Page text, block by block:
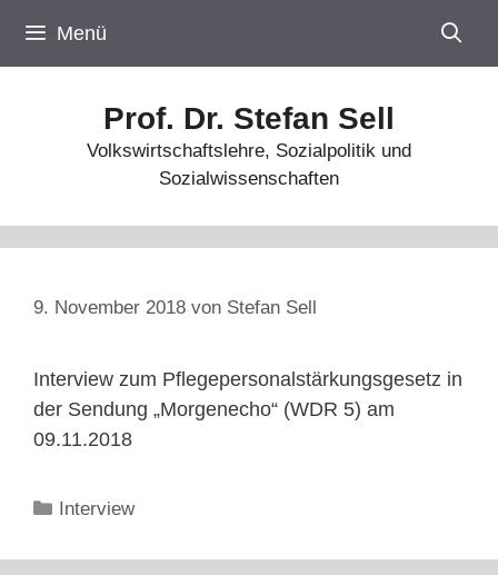
Inhalt
springen
Menü
Prof. Dr. Stefan Sell
Volkswirtschaftslehre, Sozialpolitik und
Sozialwissenschaften
9. November 2018 von Stefan Sell
Interview zum Pflegepersonalstärkungsgesetz in
der Sendung „Morgenecho“ (WDR 5) am
09.11.2018
Kategorien
Interview